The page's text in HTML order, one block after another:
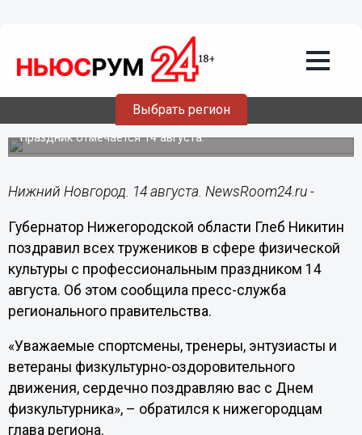
Выбрать регион
14.08.202109:02
Никитин поздравил нижегородцев с
Днем физкультурника
Праздник отмечается 14 августа.
Нижний Новгород. 14 августа. NewsRoom24.ru -
Губернатор Нижегородской области Глеб Никитин
поздравил всех тружеников в сфере физической
культуры с профессиональным праздником 14
августа. Об этом сообщила пресс-служба
регионального правительства.
«Уважаемые спортсмены, тренеры, энтузиасты и
ветераны физкультурно-оздоровительного
движения, сердечно поздравляю вас с Днем
физкультурника», – обратился к нижегородцам
глава региона.